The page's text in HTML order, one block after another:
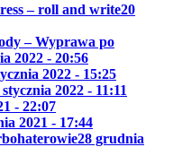
– roll and write20
– Wyprawa po
2022 - 20:56
2022 - 15:25
stycznia 2022 - 11:11
- 22:07
2021 - 17:44
28 grudnia